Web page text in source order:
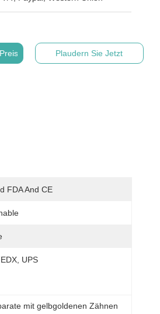
Plaudern Sie Jetzt
FDA And CE
UPS
mit gelbgoldenen Zähnen